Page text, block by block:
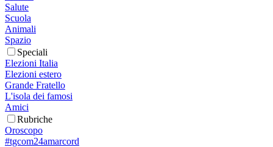
Salute
Scuola
Animali
Spazio
Speciali
Elezioni Italia
Elezioni estero
Grande Fratello
L'isola dei famosi
Amici
Rubriche
Oroscopo
#tgcom24amarcord